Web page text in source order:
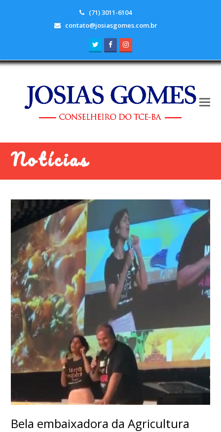
(71) 3011-6104
contato@josiasgomes.com.br
TwitterFacebook
Notícias
Bela embaixadora da Agricultura